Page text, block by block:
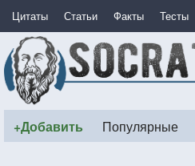
Цитаты Статьи Факты Тесты
+Добавить Популярные